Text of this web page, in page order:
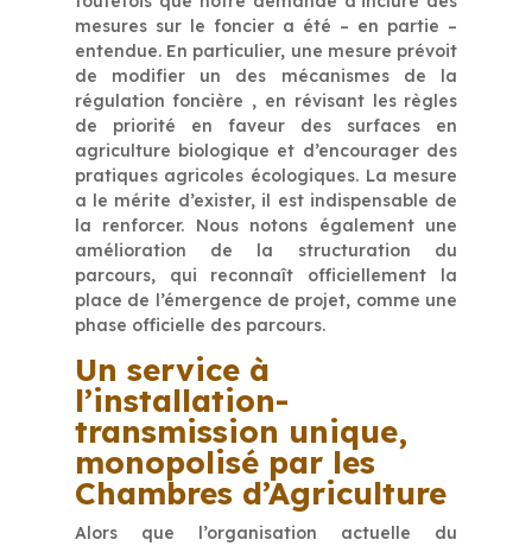
mesures sur le foncier a été – en partie –
entendue. En particulier, une mesure prévoit
de modifier un des mécanismes de la
régulation foncière , en révisant les règles
de priorité en faveur des surfaces en
agriculture biologique et d’encourager des
pratiques agricoles écologiques. La mesure
a le mérite d’exister, il est indispensable de
la renforcer. Nous notons également une
amélioration de la structuration du
parcours, qui reconnaît officiellement la
place de l’émergence de projet, comme une
phase officielle des parcours.
Un service à
l’installation-
transmission unique,
monopolisé par les
Chambres d’Agriculture
Alors que l’organisation actuelle du